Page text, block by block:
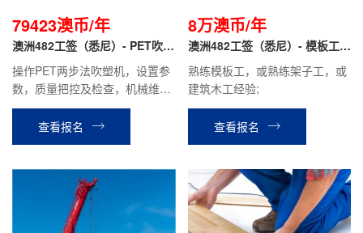
79423澳币/年
澳洲482工签（悉尼）- PET吹塑
操作PET两步法吹塑机，设置参
数，质量把控及检查，机械维护
维修等工作；具有1-3年塑料制
造或工业包装行业经验，有吹塑
经验者优先，有驾照。
查看报名
8万澳币/年
澳洲482工签（悉尼）- 模板工/
熟练模板工，或熟练架子工，或
建筑木工经验;
查看报名